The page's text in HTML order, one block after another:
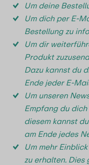
Um deine
Um dich per E-
Bestellung zu
Um dir
Produkt
Dazu kannst du
Ende jeder E-
Um unseren
Empfang du
diesem kannst
am Ende jedes
Um mehr
zu erhalten. Dies